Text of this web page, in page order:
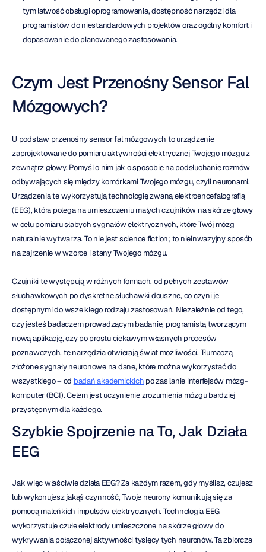
tym łatwość obsługi oprogramowania, dostępność narzędzi dla
programistów do niestandardowych projektów oraz ogólny komfort i
dopasowanie do planowanego zastosowania.
Czym Jest Przenośny Sensor Fal
Mózgowych?
U podstaw przenośny sensor fal mózgowych to urządzenie
zaprojektowane do pomiaru aktywności elektrycznej Twojego mózgu z
zewnątrz głowy. Pomyśl o nim jak o sposobie na podsłuchanie rozmów
odbywających się między komórkami Twojego mózgu, czyli neuronami.
Urządzenia te wykorzystują technologię zwaną elektroencefalografią
(EEG), która polega na umieszczeniu małych czujników na skórze głowy
w celu pomiaru słabych sygnałów elektrycznych, które Twój mózg
naturalnie wytwarza. To nie jest science fiction; to nieinwazyjny sposób
na zajrzenie w wzorce i stany Twojego mózgu.
Czujniki te występują w różnych formach, od pełnych zestawów
słuchawkowych po dyskretne słuchawki douszne, co czyni je
dostępnymi do wszelkiego rodzaju zastosowań. Niezależnie od tego,
czy jesteś badaczem prowadzącym badanie, programistą tworzącym
nową aplikację, czy po prostu ciekawym własnych procesów
poznawczych, te narzędzia otwierają świat możliwości. Tłumaczą
złożone sygnały neuronowe na dane, które można wykorzystać do
wszystkiego – od badań akademickich po zasilanie interfejsów mózg-
komputer (BCI). Celem jest uczynienie zrozumienia mózgu bardziej
przystępnym dla każdego.
Szybkie Spojrzenie na To, Jak Działa
EEG
Jak więc właściwie działa EEG? Za każdym razem, gdy myślisz, czujesz
lub wykonujesz jakąś czynność, Twoje neurony komunikują się za
pomocą maleńkich impulsów elektrycznych. Technologia EEG
wykorzystuje czułe elektrody umieszczone na skórze głowy do
wykrywania połączonej aktywności tysięcy tych neuronów. Ta zbiorcza